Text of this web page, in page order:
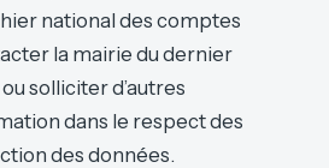
national des comptes
la mairie du dernier
solliciter d’autres
dans le respect des
des données.